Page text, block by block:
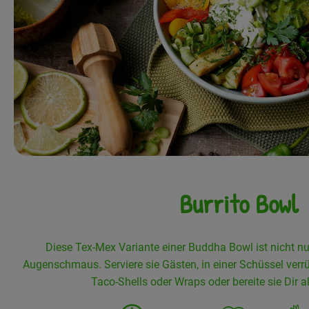
Burrito Bowl
Diese Tex-Mex Variante einer Buddha Bowl ist nicht
Augenschmaus. Serviere sie Gästen, in einer Schüssel
Taco-Shells oder Wraps oder bereite sie Dir